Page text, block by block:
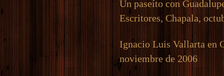
Un paseíto con
Escritores, Chapala,
Ignacio Luis Vallarta en
noviembre de 2006